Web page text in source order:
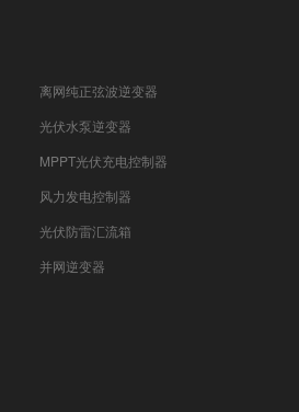
离网纯正弦波逆变器
光伏水泵逆变器
MPPT光伏充电控制器
风力发电控制器
光伏防雷汇流箱
并网逆变器